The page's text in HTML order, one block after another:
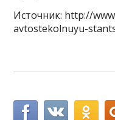
Источник: http://
avtostekolnuyu-